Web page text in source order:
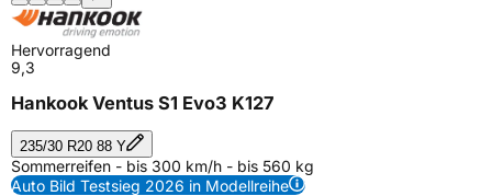
Hervorragend
9,3
Hankook Ventus S1 Evo3 K127
235/30 R20 88 Y
Sommerreifen - bis 300 km/h - bis 560 kg
Auto Bild Testsieg 2026 in Modellreihe